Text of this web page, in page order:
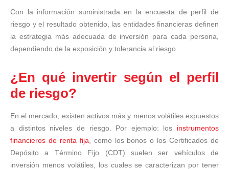
Con la información suministrada en la encuesta de perfil de
riesgo y el resultado obtenido, las entidades financieras definen
la estrategia más adecuada de inversión para cada persona,
dependiendo de la exposición y tolerancia al riesgo.
¿En qué invertir según el perfil
de riesgo?
En el mercado, existen activos más y menos volátiles expuestos
a distintos niveles de riesgo. Por ejemplo: los instrumentos
financieros de renta fija , como los bonos o los Certificados de
Depósito a Término Fijo (CDT) suelen ser vehículos de
inversión menos volátiles, los cuales se caracterizan por tener